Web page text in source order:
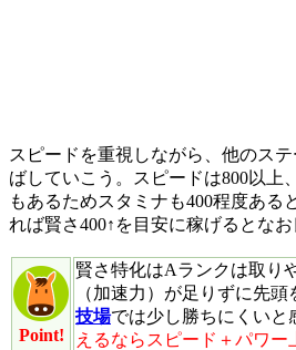
スピードを重視しながら、他のス
ばしていこう。スピードは800以上
もあるためスタミナも400程度ある
れば賢さ400↑を目安に稼げるとなお
Point!
賢さ特化はAランクは取り
（加速力）が足りずに先頭
技場では少し勝ちにくいと
えるならスピード＋パワー